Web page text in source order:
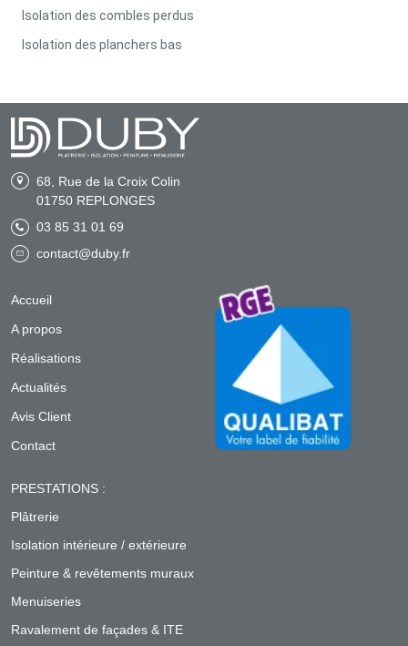
Isolation des combles perdus
Isolation des planchers bas
68, Rue de la Croix Colin
01750 REPLONGES
03 85 31 01 69
contact@duby.fr
Accueil
A propos
Réalisations
Actualités
Avis Client
Contact
PRESTATIONS :
Plâtrerie
Isolation intérieure / extérieure
Peinture & revêtements muraux
Menuiseries
Ravalement de façades & ITE